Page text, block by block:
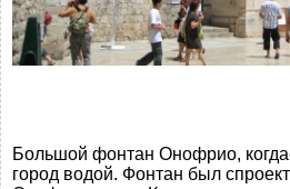
Большой фонтан Онофрио,
город водой. Фонтан был